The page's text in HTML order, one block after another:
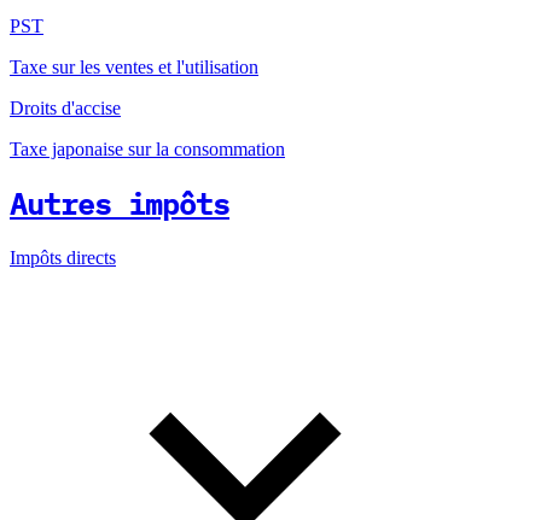
PST
Taxe sur les ventes et l'utilisation
Droits d'accise
Taxe japonaise sur la consommation
Autres impôts
Impôts directs